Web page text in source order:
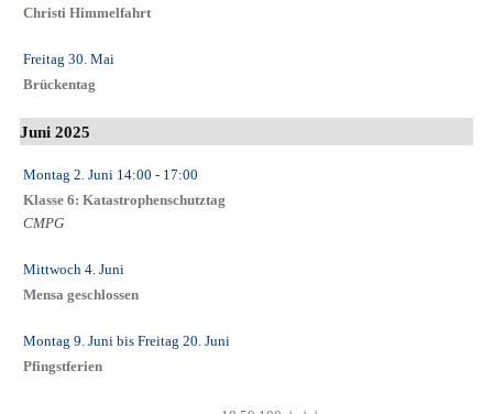
Christi Himmelfahrt
Freitag 30. Mai
Brückentag
Juni 2025
Montag 2. Juni 14:00 - 17:00
Klasse 6: Katastrophenschutztag
CMPG
Mittwoch 4. Juni
Mensa geschlossen
Montag 9. Juni bis Freitag 20. Juni
Pfingstferien